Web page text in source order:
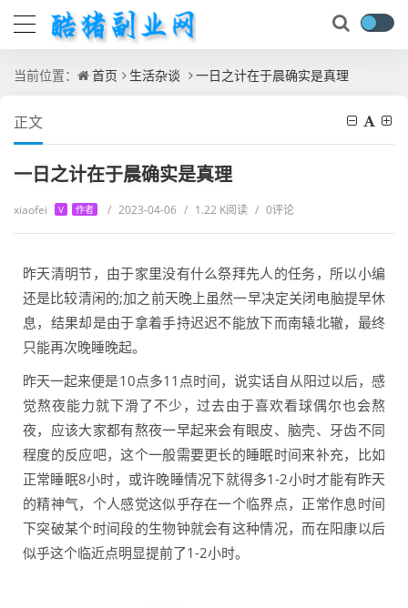
当前位置： 首页 生活杂谈 一日之计在于晨确实是真理
正文
一日之计在于晨确实是真理
xiaofei V 作者 / 2023-04-06 / 1.22 K阅读 / 0评论
昨天清明节，由于家里没有什么祭拜先人的任务，所以小编
还是比较清闲的;加之前天晚上虽然一早决定关闭电脑提早休
息，结果却是由于拿着手持迟迟不能放下而南辕北辙，最终
只能再次晚睡晚起。
昨天一起来便是10点多11点时间，说实话自从阳过以后，感
觉熬夜能力就下滑了不少，过去由于喜欢看球偶尔也会熬
夜，应该大家都有熬夜一早起来会有眼皮、脑壳、牙齿不同
程度的反应吧，这个一般需要更长的睡眠时间来补充，比如
正常睡眠8小时，或许晚睡情况下就得多1-2小时才能有昨天
的精神气，个人感觉这似乎存在一个临界点，正常作息时间
下突破某个时间段的生物钟就会有这种情况，而在阳康以后
似乎这个临近点明显提前了1-2小时。